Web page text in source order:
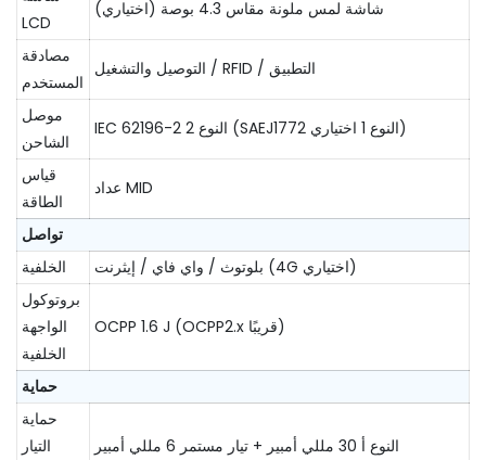
LCD
شاشة لمس ملونة مقاس 4.3 بوصة (اختياري)
مصادقة
المستخدم
التوصيل والتشغيل / RFID / التطبيق
موصل
الشاحن
IEC 62196-2 النوع 2 (SAEJ1772 النوع 1 اختياري)
قياس
الطاقة
عداد MID
تواصل
الخلفية
بلوتوث / واي فاي / إيثرنت (4G اختياري)
بروتوكول
الواجهة
الخلفية
OCPP 1.6 J (OCPP2.x قريبًا)
حماية
حماية
التيار
النوع أ 30 مللي أمبير + تيار مستمر 6 مللي أمبير